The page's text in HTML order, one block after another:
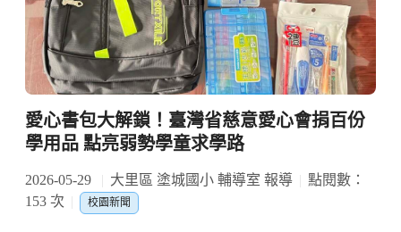
愛心書包大解鎖！臺灣省慈意愛心會捐百份
學用品 點亮弱勢學童求學路
2026-05-29 大里區 塗城國小 輔導室 報導
點閱數：
153 次
校園新聞